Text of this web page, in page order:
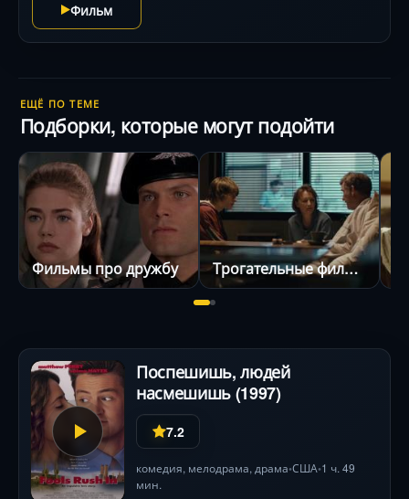
Фильм
ЕЩЁ ПО ТЕМЕ
Подборки, которые могут подойти
Фильмы про дружбу Трогательные фильмы
Поспешишь, людей
насмешишь (1997)
7.2
комедия, мелодрама, драма•США•1 ч. 49
мин.